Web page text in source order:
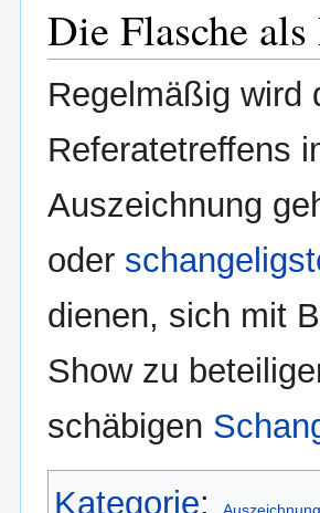
Die Flasche
Regelmäßig
Referatetreffens
Auszeichnung
oder
dienen, sich mit
Show zu
schäbigen
Kategorie: